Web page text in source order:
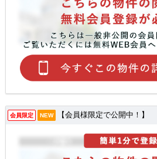
会員限定 NEW 【会員様限定で公開中！】